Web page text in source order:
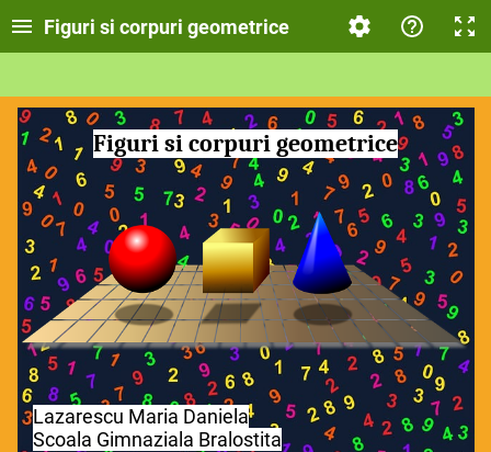
Figuri si corpuri geometrice
Figuri si corpuri geometrice
Lazarescu Maria Daniela
Scoala Gimnaziala Bralostita